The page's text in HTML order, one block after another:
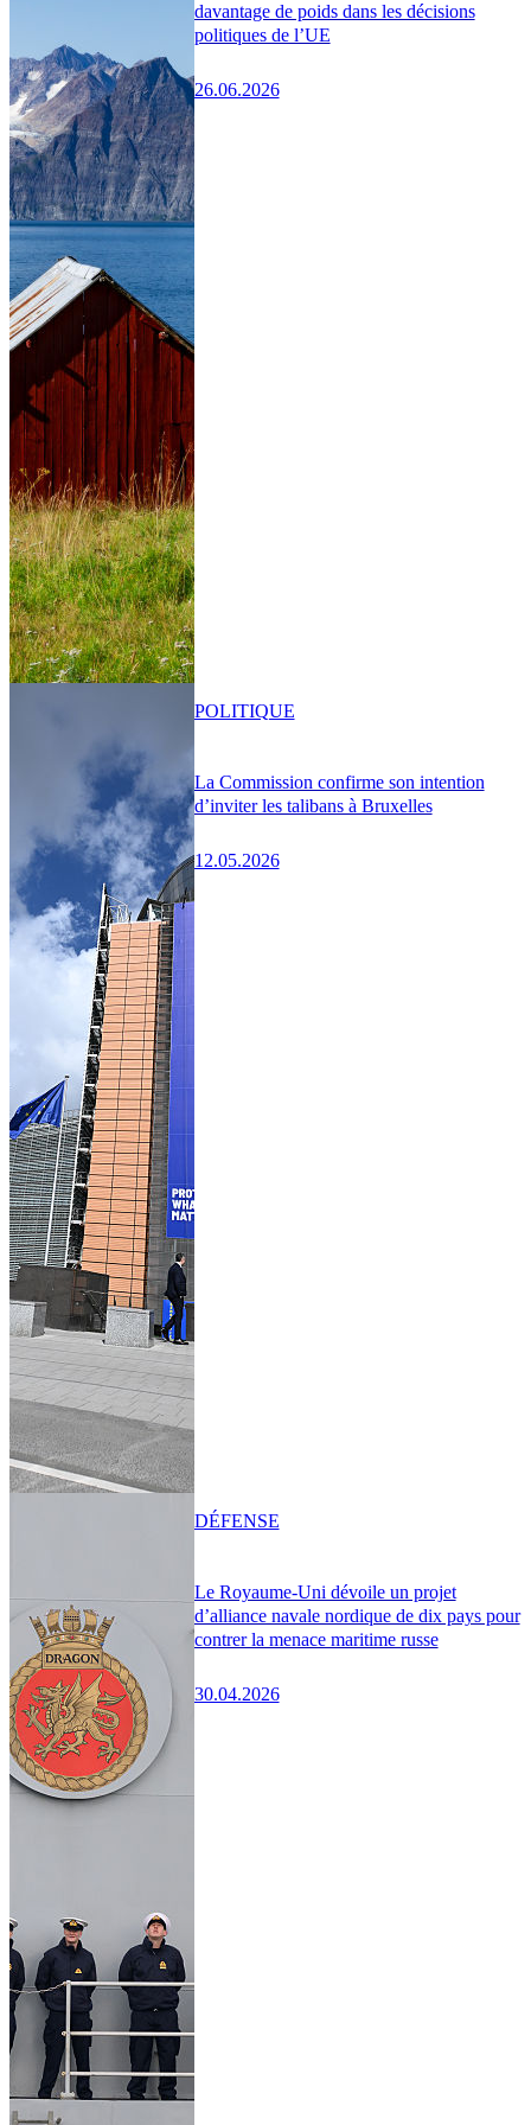
davantage de poids dans les décisions
politiques de l’UE
26.06.2026
La Commission confirme son intention
d’inviter les talibans à Bruxelles
12.05.2026
POLITIQUE
Le Royaume-Uni dévoile un projet
d’alliance navale nordique de dix pays pour
contrer la menace maritime russe
30.04.2026
DÉFENSE